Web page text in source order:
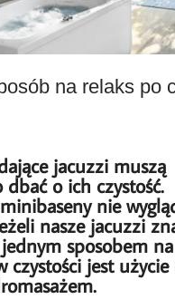
na relaks po
jacuzzi muszą
o ich czystość.
nie
nasze jacuzzi
sposobem na
czystości jest użycie